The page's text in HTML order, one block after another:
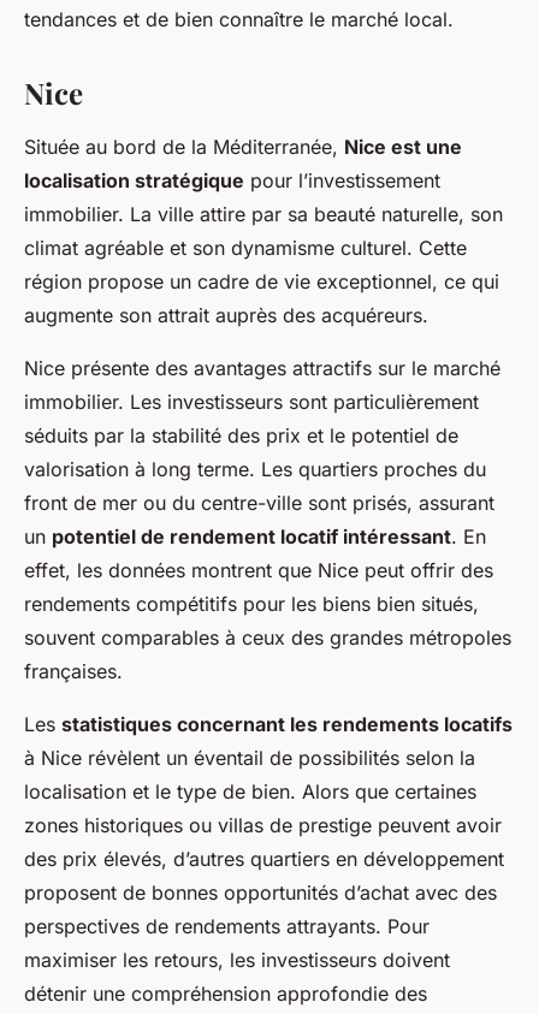
tendances et de bien connaître le marché local.
Nice
Située au bord de la Méditerranée, Nice est une
localisation stratégique pour l’investissement
immobilier. La ville attire par sa beauté naturelle, son
climat agréable et son dynamisme culturel. Cette
région propose un cadre de vie exceptionnel, ce qui
augmente son attrait auprès des acquéreurs.
Nice présente des avantages attractifs sur le marché
immobilier. Les investisseurs sont particulièrement
séduits par la stabilité des prix et le potentiel de
valorisation à long terme. Les quartiers proches du
front de mer ou du centre-ville sont prisés, assurant
un potentiel de rendement locatif intéressant. En
effet, les données montrent que Nice peut offrir des
rendements compétitifs pour les biens bien situés,
souvent comparables à ceux des grandes métropoles
françaises.
Les statistiques concernant les rendements locatifs
à Nice révèlent un éventail de possibilités selon la
localisation et le type de bien. Alors que certaines
zones historiques ou villas de prestige peuvent avoir
des prix élevés, d’autres quartiers en développement
proposent de bonnes opportunités d’achat avec des
perspectives de rendements attrayants. Pour
maximiser les retours, les investisseurs doivent
détenir une compréhension approfondie des